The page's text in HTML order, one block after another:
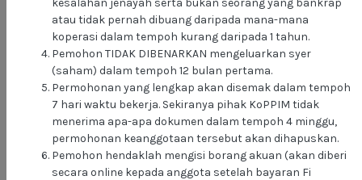
180 Huruf Sahaja
JADI PEMILIK BERSAMA MALAKAT MALL
DENGAN HANYARM130.00 SAHAJA!
SILA TENTUKAN LANGGANAN SYER ANDA
RM 100.00
kesalahan jenayah serta bukan seorang yang bankrap
atau tidak pernah dibuang daripada mana-mana
koperasi dalam tempoh kurang daripada 1 tahun.
Pemohon TIDAK DIBENARKAN mengeluarkan syer
(saham) dalam tempoh 12 bulan pertama.
Permohonan yang lengkap akan disemak dalam tempoh
7 hari waktu bekerja. Sekiranya pihak KoPPIM tidak
menerima apa-apa dokumen dalam tempoh 4 minggu,
permohonan keanggotaan tersebut akan dihapuskan.
Pemohon hendaklah mengisi borang akuan (akan diberi
secara online kepada anggota setelah bayaran Fi